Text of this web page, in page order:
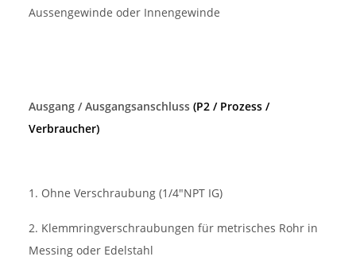
Aussengewinde oder Innengewinde
Ausgang / Ausgangsanschluss (P2 / Prozess /
Verbraucher)
1. Ohne Verschraubung (1/4"NPT IG)
2. Klemmringverschraubungen für metrisches Rohr in
Messing oder Edelstahl